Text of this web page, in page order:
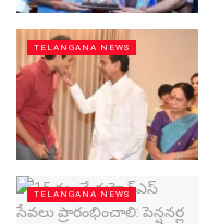
TELANGANA NEWS
TELANGANA NEWS